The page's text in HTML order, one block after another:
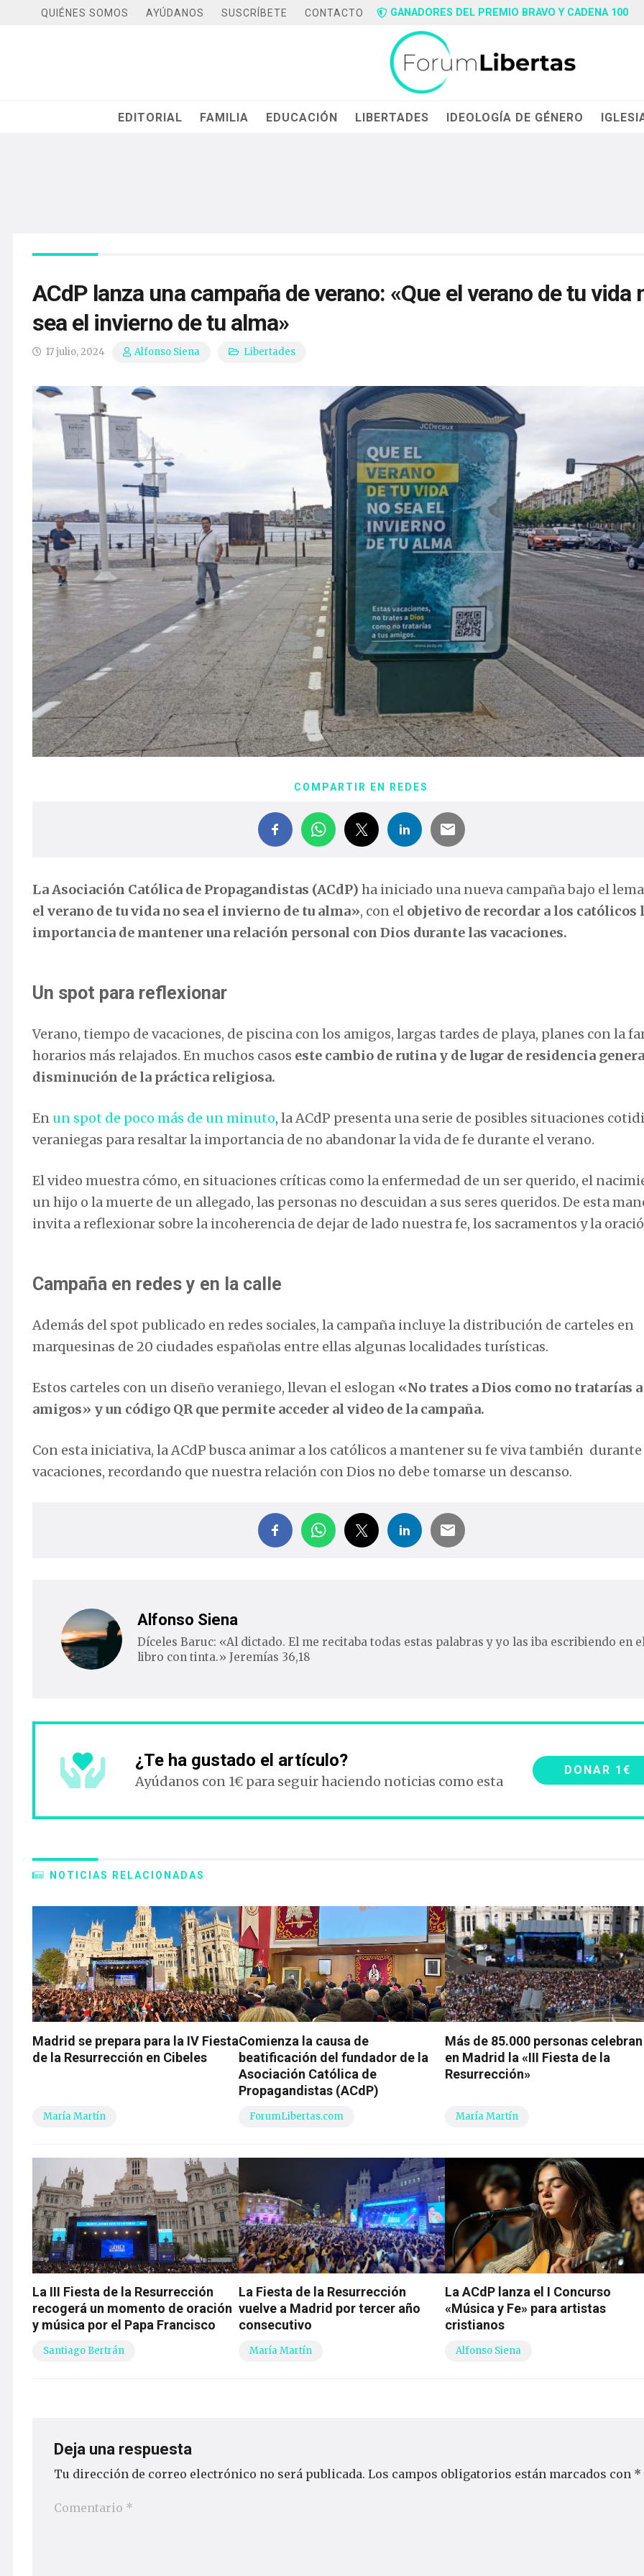
QUIÉNES SOMOS AYÚDANOS SUSCRÍBETE CONTACTO GANADORES DEL PREMIO BRAVO Y CADENA 100
EDITORIAL FAMILIA EDUCACIÓN LIBERTADES IDEOLOGÍA DE GÉNERO
ACdP lanza una campaña de verano: «Que el verano de tu vida
sea el invierno de tu alma»
17 julio, 2024 Alfonso Siena Libertades
COMPARTIR EN REDES
La Asociación Católica de Propagandistas (ACdP) ha iniciado una nueva campaña bajo el
el verano de tu vida no sea el invierno de tu alma», con el objetivo de recordar a los católicos
importancia de mantener una relación personal con Dios durante las vacaciones.
Un spot para reflexionar
Verano, tiempo de vacaciones, de piscina con los amigos, largas tardes de playa, planes con la
horarios más relajados. En muchos casos este cambio de rutina y de lugar de residencia
disminución de la práctica religiosa.
En un spot de poco más de un minuto, la ACdP presenta una serie de posibles situaciones
veraniegas para resaltar la importancia de no abandonar la vida de fe durante el verano.
El video muestra cómo, en situaciones críticas como la enfermedad de un ser querido, el
un hijo o la muerte de un allegado, las personas no descuidan a sus seres queridos. De esta
invita a reflexionar sobre la incoherencia de dejar de lado nuestra fe, los sacramentos y la
Campaña en redes y en la calle
Además del spot publicado en redes sociales, la campaña incluye la distribución de carteles en
marquesinas de 20 ciudades españolas entre ellas algunas localidades turísticas.
Estos carteles con un diseño veraniego, llevan el eslogan «No trates a Dios como no tratarías
amigos» y un código QR que permite acceder al video de la campaña.
Con esta iniciativa, la ACdP busca animar a los católicos a mantener su fe viva también durante
vacaciones, recordando que nuestra relación con Dios no debe tomarse un descanso.
Alfonso Siena
Díceles Baruc: «Al dictado. El me recitaba todas estas palabras y yo las iba escribiendo en
libro con tinta.» Jeremías 36,18
¿Te ha gustado el artículo?
Ayúdanos con 1€ para seguir haciendo noticias como esta
DONAR 1€
NOTICIAS RELACIONADAS
Madrid se prepara para la IV Fiesta
de la Resurrección en Cibeles
María Martín
Comienza la causa de
beatificación del fundador de la
Asociación Católica de
Propagandistas (ACdP)
ForumLibertas.com
Más de 85.000 personas celebran
en Madrid la «III Fiesta de la
Resurrección»
María Martín
La III Fiesta de la Resurrección
recogerá un momento de oración
y música por el Papa Francisco
Santiago Bertrán
La Fiesta de la Resurrección
vuelve a Madrid por tercer año
consecutivo
María Martín
La ACdP lanza el I Concurso
«Música y Fe» para artistas
cristianos
Alfonso Siena
Deja una respuesta
Tu dirección de correo electrónico no será publicada. Los campos obligatorios están marcados con *